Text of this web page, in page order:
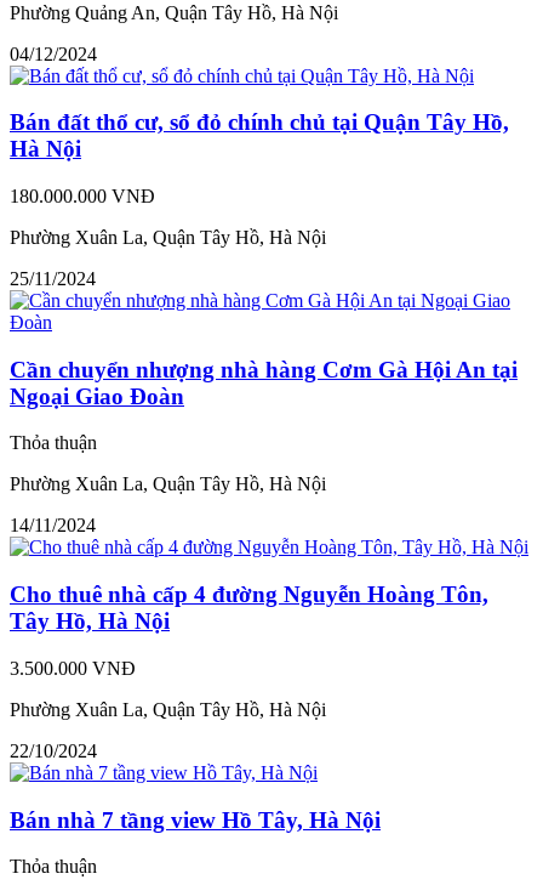
Phường Quảng An, Quận Tây Hồ, Hà Nội
04/12/2024
Bán đất thổ cư, sổ đỏ chính chủ tại Quận Tây Hồ,
Hà Nội
180.000.000 VNĐ
Phường Xuân La, Quận Tây Hồ, Hà Nội
25/11/2024
Cần chuyển nhượng nhà hàng Cơm Gà Hội An tại
Ngoại Giao Đoàn
Thỏa thuận
Phường Xuân La, Quận Tây Hồ, Hà Nội
14/11/2024
Cho thuê nhà cấp 4 đường Nguyễn Hoàng Tôn,
Tây Hồ, Hà Nội
3.500.000 VNĐ
Phường Xuân La, Quận Tây Hồ, Hà Nội
22/10/2024
Bán nhà 7 tầng view Hồ Tây, Hà Nội
Thỏa thuận